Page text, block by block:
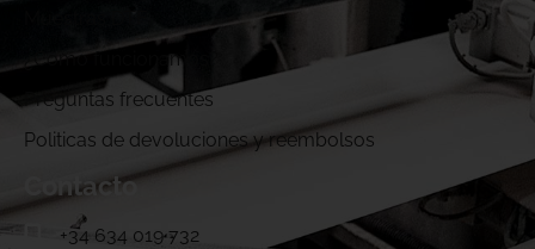
¿Cómo funcionamos?
Preguntas frecuentes
Politicas de devoluciones y reembolsos
Contacto
+34 634 019 732